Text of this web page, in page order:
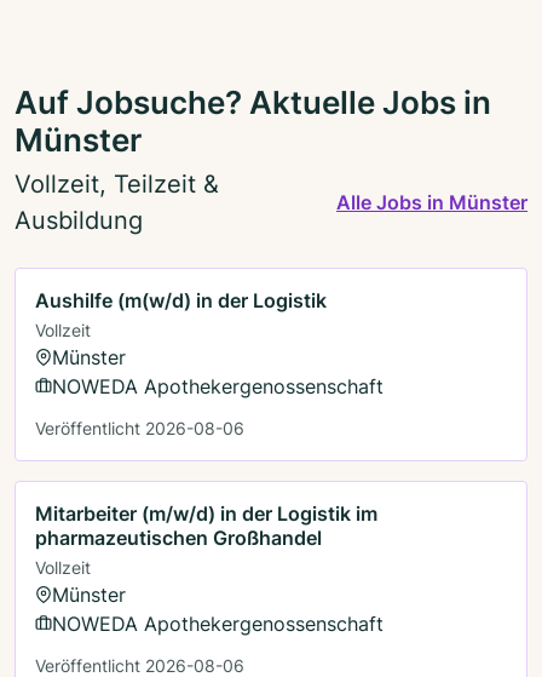
Auf Jobsuche? Aktuelle Jobs in
Münster
Vollzeit, Teilzeit &
Ausbildung
Alle Jobs in Münster
Aushilfe (m(w/d) in der Logistik
Vollzeit
Münster
NOWEDA Apothekergenossenschaft
Veröffentlicht 2026-08-06
Mitarbeiter (m/w/d) in der Logistik im
pharmazeutischen Großhandel
Vollzeit
Münster
NOWEDA Apothekergenossenschaft
Veröffentlicht 2026-08-06